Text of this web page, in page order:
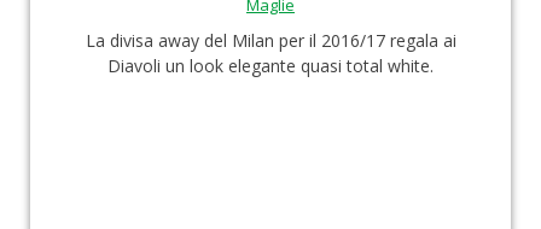
Maglie
La divisa away del Milan per il 2016/17 regala ai
Diavoli un look elegante quasi total white.